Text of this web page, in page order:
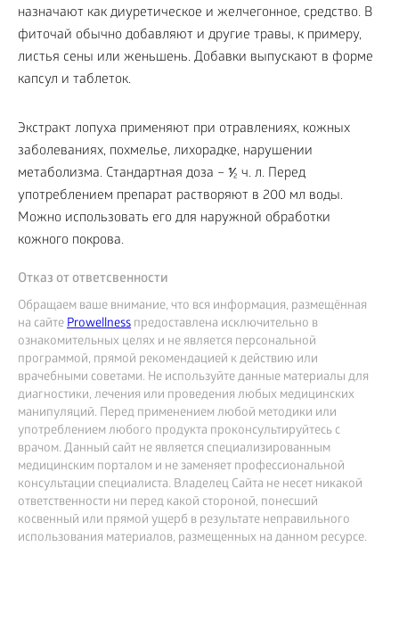
назначают как диуретическое и желчегонное, средство. В
фиточай обычно добавляют и другие травы, к примеру,
листья сены или женьшень. Добавки выпускают в форме
капсул и таблеток.
Экстракт лопуха применяют при отравлениях, кожных
заболеваниях, похмелье, лихорадке, нарушении
метаболизма. Стандартная доза – ⅟₂ ч. л. Перед
употреблением препарат растворяют в 200 мл воды.
Можно использовать его для наружной обработки
кожного покрова.
Отказ от ответсвенности
Обращаем ваше внимание, что вся информация, размещённая
на сайтеProwellness предоставлена исключительно в
ознакомительных целях и не является персональной
программой, прямой рекомендацией к действию или
врачебными советами. Не используйте данные материалы для
диагностики, лечения или проведения любых медицинских
манипуляций. Перед применением любой методики или
употреблением любого продукта проконсультируйтесь с
врачом. Данный сайт не является специализированным
медицинским порталом и не заменяет профессиональной
консультации специалиста. Владелец Сайта не несет никакой
ответственности ни перед какой стороной, понесший
косвенный или прямой ущерб в результате неправильного
использования материалов, размещенных на данном ресурсе.